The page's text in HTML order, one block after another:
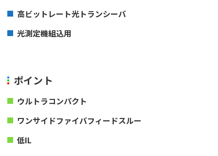
高ビットレート光トランシーバ
光測定機組込用
ポイント
ウルトラコンパクト
ワンサイドファイバフィードスルー
低IL